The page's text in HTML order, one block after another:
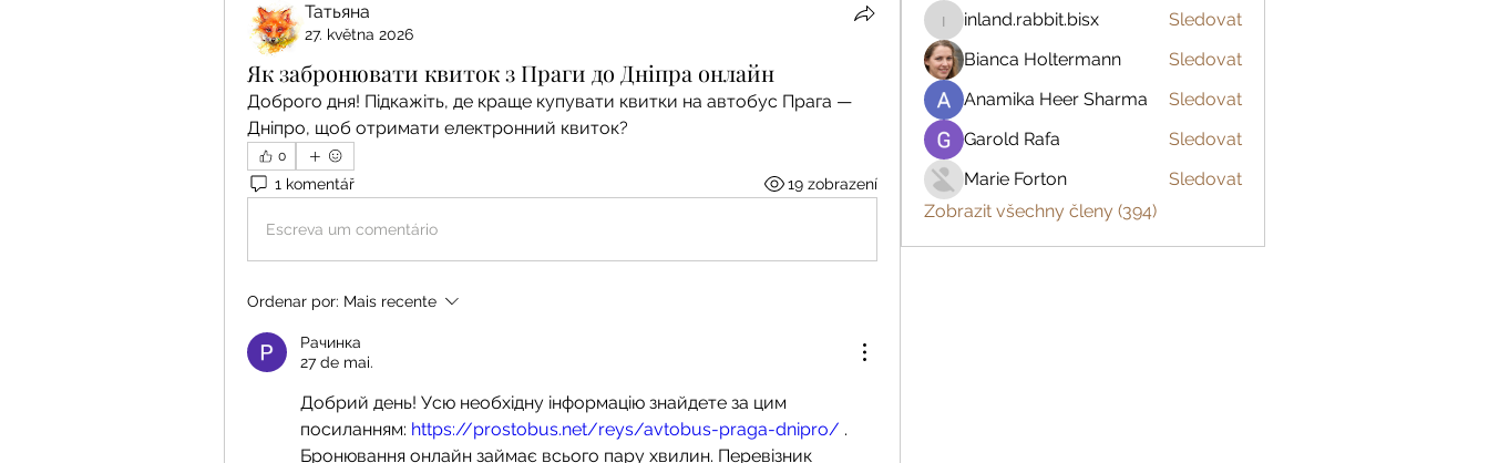
Татьяна
27. května 2026
Як забронювати квиток з Праги до Дніпра онлайн
Доброго дня! Підкажіть, де краще купувати квитки на автобус Прага —
Дніпро, щоб отримати електронний квиток?
0
1 komentář 19 zobrazení
Escreva um comentário
Ordenar por: Mais recente
Рачинка
27 de mai.
Добрий день! Усю необхідну інформацію знайдете за цим
посиланням: https://prostobus.net/reys/avtobus-praga-dnipro/ .
Бронювання онлайн займає всього пару хвилин. Перевізник
inland.rabbit.bisx
inland.rabbit.bisx
Sledovat
Bianca Holtermann
Sledovat
Anamika Heer Sharma
Sledovat
Garold Rafa
Sledovat
Marie Forton
Sledovat
Zobrazit všechny členy (394)